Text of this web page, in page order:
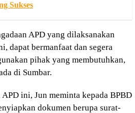
Sukses
APD yang dilaksanakan
dapat bermanfaat dan segera
pihak yang membutuhkan,
di Sumbar.
ini, Jun meminta kepada BPBD
dokumen berupa surat-